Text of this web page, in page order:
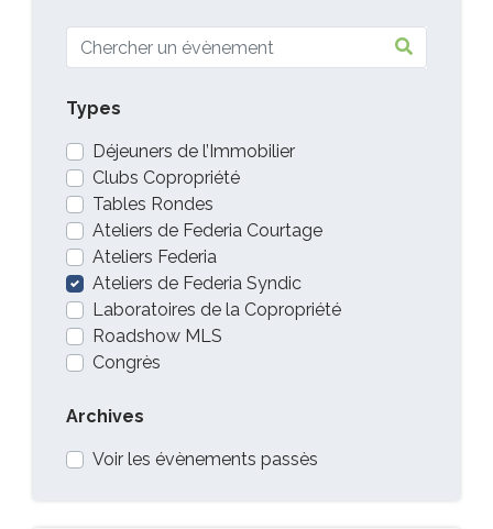
Types
Déjeuners de l’Immobilier
Clubs Copropriété
Tables Rondes
Ateliers de Federia Courtage
Ateliers Federia
Ateliers de Federia Syndic
Laboratoires de la Copropriété
Roadshow MLS
Congrès
Archives
Voir les évènements passès